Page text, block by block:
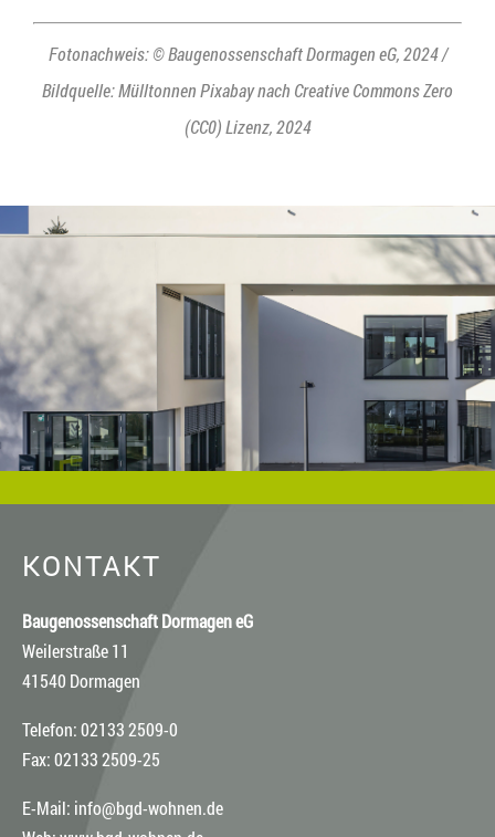
Fotonachweis: © Baugenossenschaft Dormagen eG, 2024 /
Bildquelle: Mülltonnen Pixabay nach Creative Commons Zero
(CC0) Lizenz, 2024
KONTAKT
Baugenossenschaft Dormagen eG
Weilerstraße 11
41540 Dormagen
Telefon: 02133 2509-0
Fax: 02133 2509-25
E-Mail: info@bgd-wohnen.de